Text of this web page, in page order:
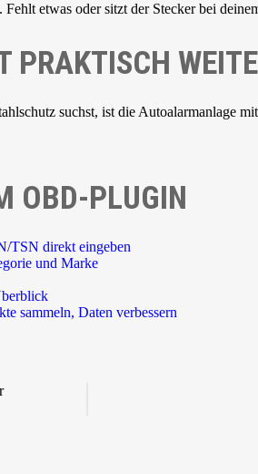
etwas oder sitzt der Stecker bei
PRAKTISCH
suchst, ist die Autoalarmanlage
OBD-PLUGIN
TSN direkt eingeben
und Marke
sammeln, Daten verbessern